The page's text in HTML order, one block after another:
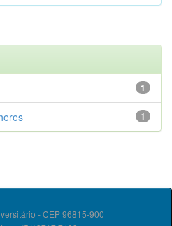
1
1
- CEP 96815-900